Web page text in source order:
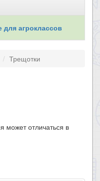
агроклассов
Трещотки
может отличаться в